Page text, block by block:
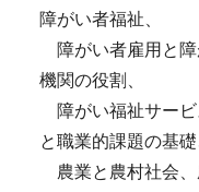
障がい者福祉、
障がい者雇用と障
機関の役割、
障がい福祉サービ
と職業的課題の基礎
農業と農村社会、